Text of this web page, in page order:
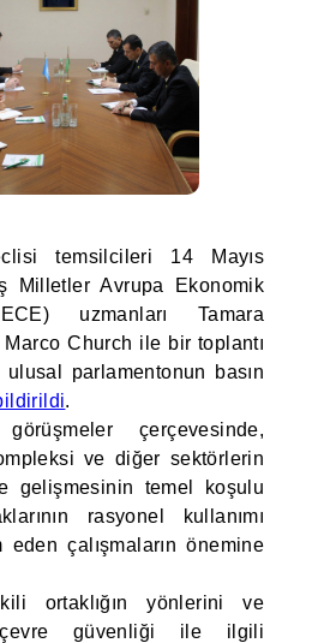
temsilcileri 14 Mayıs
Milletler Avrupa Ekonomik
uzmanları Tamara
Church ile bir toplantı
parlamentonun basın
.
çerçevesinde,
ve diğer sektörlerin
gelişmesinin temel koşulu
rasyonel kullanımı
eden çalışmaların önemine
ortaklığın yönlerini ve
çevre güvenliği ile ilgili